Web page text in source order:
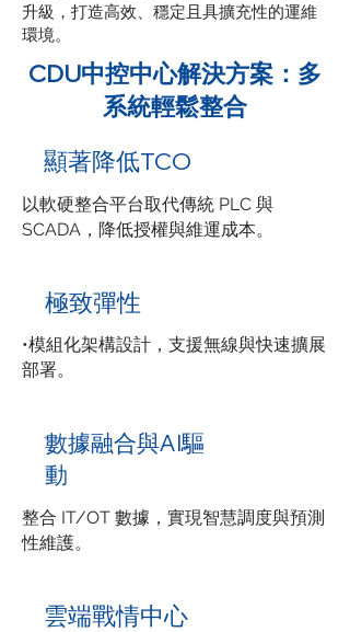
升級，打造高效、穩定且具擴充性的運維
環境。
CDU中控中心解決方案：多
系統輕鬆整合
顯著降低TCO
以軟硬整合平台取代傳統 PLC 與
SCADA，降低授權與維運成本。
極致彈性
•模組化架構設計，支援無線與快速擴展
部署。
數據融合與AI驅
動
整合 IT/OT 數據，實現智慧調度與預測
性維護。
雲端戰情中心